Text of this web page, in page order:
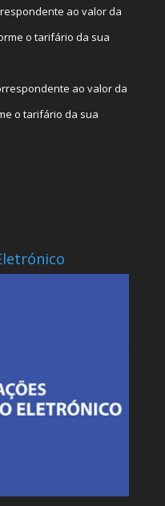
ao valor da
o tarifário da sua
ao valor da
o tarifário da sua